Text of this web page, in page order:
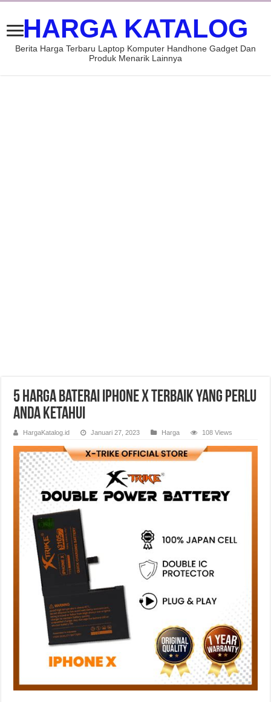
HARGA KATALOG
Berita Harga Terbaru Laptop Komputer Handhone Gadget Dan
Produk Menarik Lainnya
5 Harga Baterai iPhone X Terbaik yang Perlu
Anda Ketahui
HargaKatalog.id Januari 27, 2023 Harga 108 Views